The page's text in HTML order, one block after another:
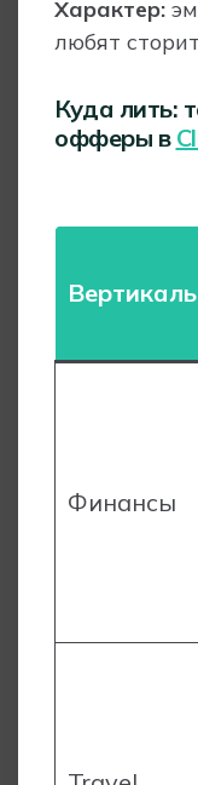
Характер:
любят
Куда лить:
офферы в
Вертикаль
Финансы